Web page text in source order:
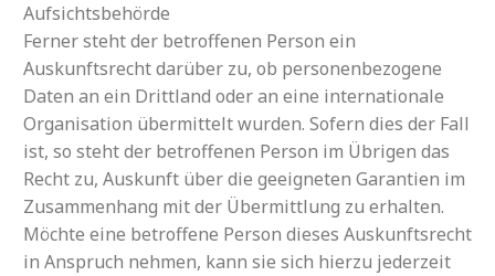
Aufsichtsbehörde
Ferner steht der betroffenen Person ein
Auskunftsrecht darüber zu, ob personenbezogene
Daten an ein Drittland oder an eine internationale
Organisation übermittelt wurden. Sofern dies der Fall
ist, so steht der betroffenen Person im Übrigen das
Recht zu, Auskunft über die geeigneten Garantien im
Zusammenhang mit der Übermittlung zu erhalten.
Möchte eine betroffene Person dieses Auskunftsrecht
in Anspruch nehmen, kann sie sich hierzu jederzeit